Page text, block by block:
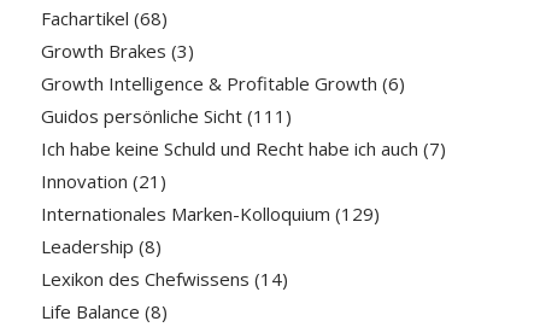
Fachartikel (68)
Growth Brakes (3)
Growth Intelligence & Profitable Growth (6)
Guidos persönliche Sicht(111)
Ich habe keine Schuld und Recht habe ich auch (7)
Innovation (21)
Internationales Marken-Kolloquium (129)
Leadership (8)
Lexikon des Chefwissens (14)
Life Balance (8)